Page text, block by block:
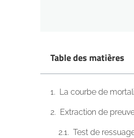
Table des matières
La courbe de
Extraction de
Test de